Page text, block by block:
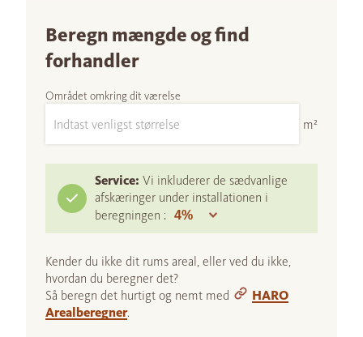
Beregn mængde og find
forhandler
Området omkring dit værelse
m²
Service: Vi inkluderer de sædvanlige
afskæringer under installationen i
beregningen :
Kender du ikke dit rums areal, eller ved du ikke,
hvordan du beregner det?
Så beregn det hurtigt og nemt med
HARO
Arealberegner.